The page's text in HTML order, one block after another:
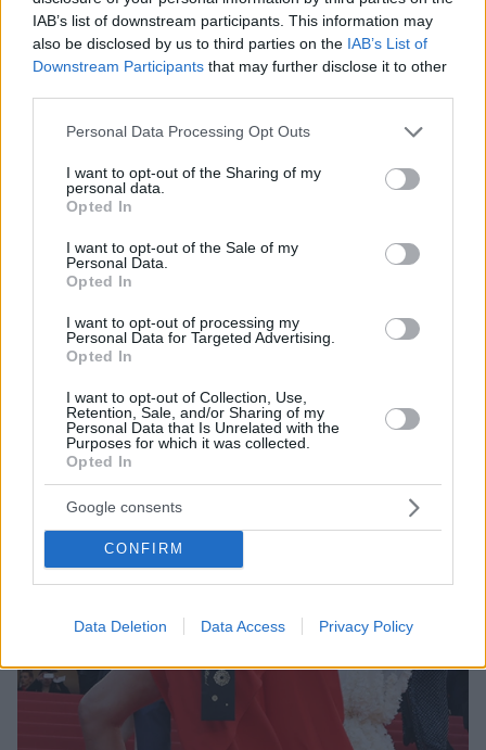
IAB’s list of downstream participants. This information may
also be disclosed by us to third parties on the IAB’s List of
Downstream Participants that may further disclose it to other
Please note that this website/app uses one or more Google
not limited to your visit or usage behaviour. You may click to
grant or deny consent to Google and its third-party tags to
use your data for below specified purposes in below Google
consent section.
Personal Data Processing Opt Outs
I want to opt-out of the Sharing of my
personal data.
Opted In
I want to opt-out of the Sale of my
Personal Data.
Opted In
I want to opt-out of processing my
Personal Data for Targeted Advertising.
Opted In
I want to opt-out of Collection, Use,
Retention, Sale, and/or Sharing of my
Personal Data that Is Unrelated with the
Purposes for which it was collected.
Opted In
Google consents
CONFIRM
Data Deletion Data Access Privacy Policy
της από την κοκαΐνη
Το 46χρονο πλέον supermodel έχει αφήσει τα
παρελθόν
09.06.2020, 21:29 2